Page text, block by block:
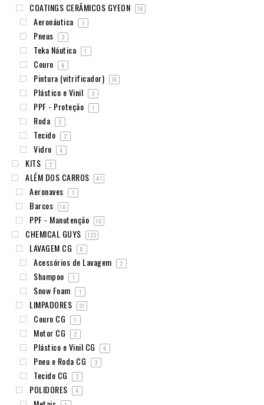
COATINGS CERÂMICOS GYEON 74
Aeronáutica 1
Pneus 3
Teka Náutica 1
Couro 4
Pintura (vitrificador) 16
Plástico e Vinil 3
PPF - Proteção 1
Roda 2
Tecido 2
Vidro 4
KITS 2
ALÉM DOS CARROS 41
Aeronaves 1
Barcos 10
PPF - Manutenção 10
CHEMICAL GUYS 123
LAVAGEM CG 8
Acessórios de Lavagem 2
Shampoo 1
Snow Foam 1
LIMPADORES 21
Couro CG 1
Motor CG 2
Plástico e Vinil CG 4
Pneu e Roda CG 3
Tecido CG 3
POLIDORES 4